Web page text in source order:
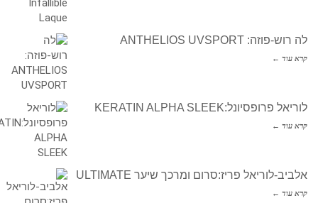
לה רוש-פוזה: ANTHELIOS UVSPORT
קרא עוד ←
לוריאל פרופסיונל:KERATIN ALPHA SLEEK
קרא עוד ←
אלביב-לוריאל פריז:סרום ומרכך שיער ULTIMATE
קרא עוד ←